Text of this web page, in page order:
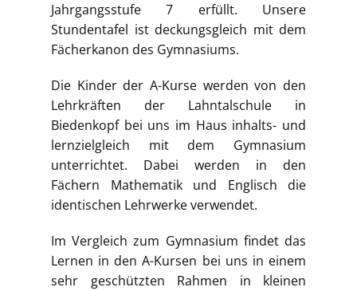
Jahrgangsstufe 7 erfüllt. Unsere
Stundentafel ist deckungsgleich mit dem
Fächerkanon des Gymnasiums.
Die Kinder der A-Kurse werden von den
Lehrkräften der Lahntalschule in
Biedenkopf bei uns im Haus inhalts- und
lernzielgleich mit dem Gymnasium
unterrichtet. Dabei werden in den
Fächern Mathematik und Englisch die
identischen Lehrwerke verwendet.
Im Vergleich zum Gymnasium findet das
Lernen in den A-Kursen bei uns in einem
sehr geschützten Rahmen in kleinen